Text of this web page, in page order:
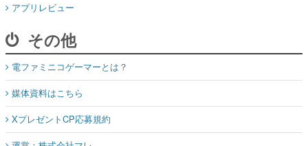
アプリレビュー
その他
電ファミニコゲーマーとは？
媒体資料はこちら
XプレゼントCP応募規約